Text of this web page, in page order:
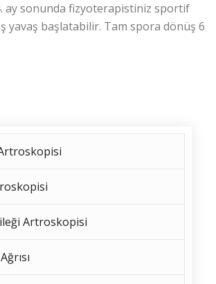
ay sonunda fizyoterapistiniz sportif
yavaş başlatabilir. Tam spora dönüş 6
Artroskopisi